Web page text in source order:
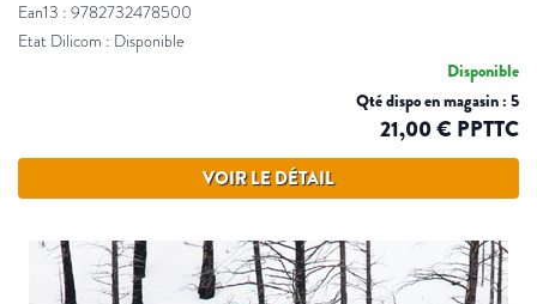
Ean13 : 9782732478500
Etat Dilicom : Disponible
Disponible
Qté dispo en magasin : 5
21,00 € PPTTC
VOIR LE DÉTAIL